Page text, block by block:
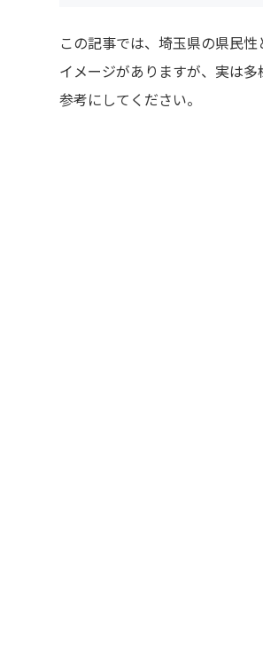
この記事では、埼玉県の県民
イメージがありますが、実は
参考にしてください。